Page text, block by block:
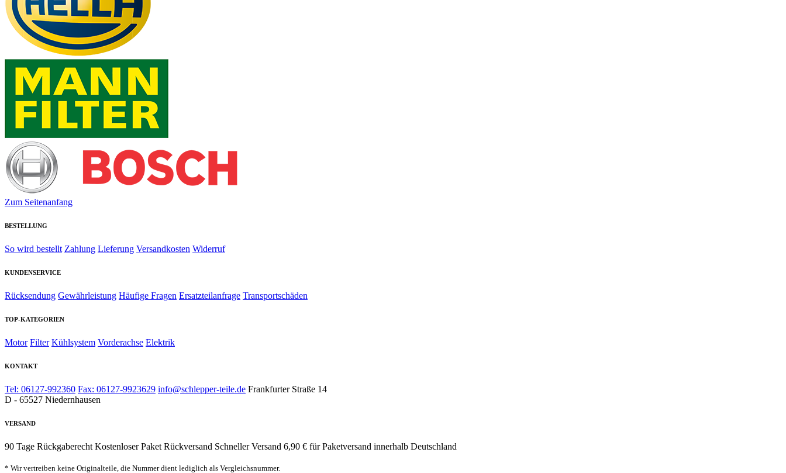
Zum Seitenanfang
BESTELLUNG
So wird bestellt Zahlung Lieferung Versandkosten Widerruf
KUNDENSERVICE
Rücksendung Gewährleistung Häufige Fragen Ersatzteilanfrage Transportschäden
TOP-KATEGORIEN
Motor Filter Kühlsystem Vorderachse Elektrik
KONTAKT
Tel: 06127-992360 Fax: 06127-9923629 info@schlepper-teile.de Frankfurter Straße 14
D - 65527 Niedernhausen
VERSAND
90 Tage Rückgaberecht Kostenloser Paket Rückversand Schneller Versand 6,90 € für Paketversand innerhalb Deutschland
* Wir vertreiben keine Originalteile, die Nummer dient lediglich als Vergleichsnummer.